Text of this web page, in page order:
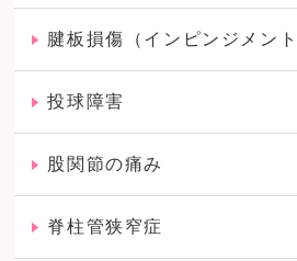
腱板損傷（インピンジメント
投球障害
股関節の痛み
脊柱管狭窄症